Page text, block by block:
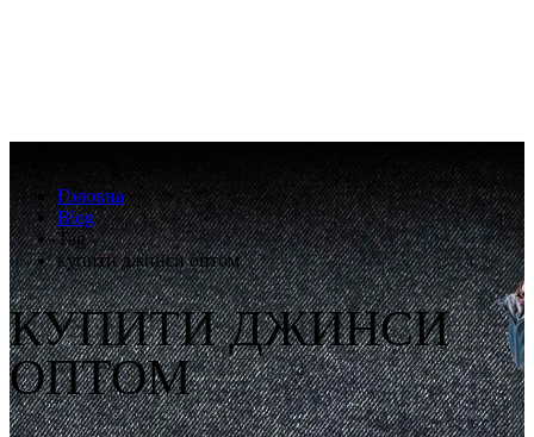
Головна
Blog
Tag -
купити джинси оптом
КУПИТИ ДЖИНСИ
ОПТОМ